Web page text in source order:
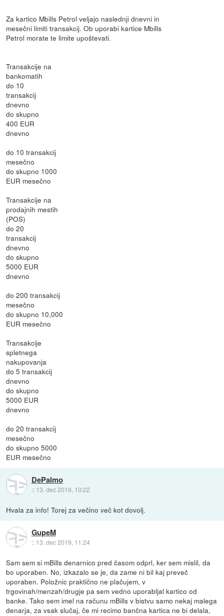
Za kartico Mbills Petrol veljajo naslednji dnevni in
mesečni limiti transakcij. Ob uporabi kartice Mbills
Petrol morate te limite upoštevati.
Transakcije na
bankomatih
do 10
transakcij
dnevno
do skupno
400 EUR
dnevno
do 10 transakcij
mesečno
do skupno 1000
EUR mesečno
Transakcije na
prodajnih mestih
(POS)
do 20
transakcij
dnevno
do skupno
5000 EUR
dnevno
do 200 transakcij
mesečno
do skupno 10,000
EUR mesečno
Transakcije
spletnega
nakupovanja
do 5 transakcij
dnevno
do skupno
5000 EUR
dnevno
do 20 transakcij
mesečno
do skupno 5000
EUR mesečno
DePalmo
:: 13. dec 2019, 10:22
Hvala za info! Torej za večino več kot dovolj.
GupeM
:: 13. dec 2019, 11:24
Sam sem si mBills denarnico pred časom odprl, ker sem mislil, da
bo uporaben. No, izkazalo se je, da zame ni bil kaj preveč
uporaben. Položnic praktično ne plačujem, v
trgovinah/menzah/drugje pa sem vedno uporabljal kartico od
banke. Tako sem imel na računu mBills v bistvu samo nekaj malega
denarja, za vsak slučaj, če mi recimo bančna kartica ne bi delala,